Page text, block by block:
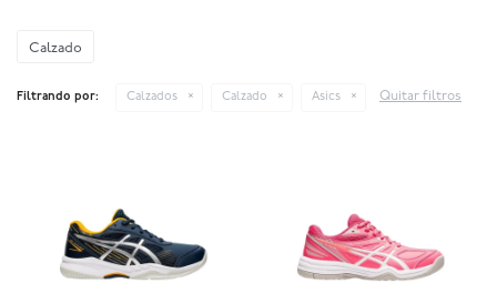
Calzado
Filtrando por: Calzados Calzado Asics Quitar filtros